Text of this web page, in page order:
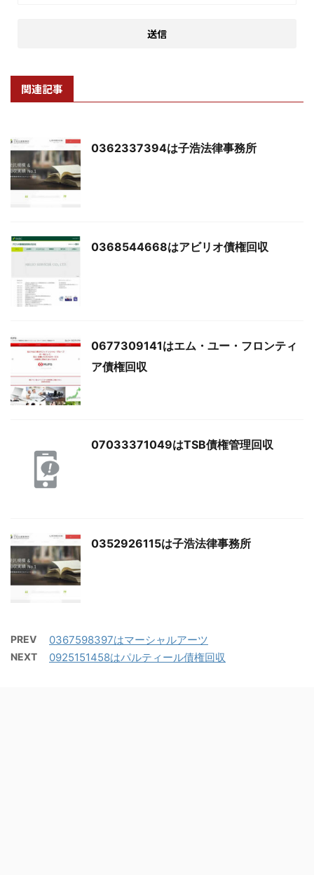
関連記事
0362337394は子浩法律事務所
0368544668はアビリオ債権回収
0677309141はエム・ユー・フロンティ
ア債権回収
07033371049はTSB債権管理回収
0352926115は子浩法律事務所
PREV 0367598397はマーシャルアーツ
NEXT 0925151458はパルティール債権回収